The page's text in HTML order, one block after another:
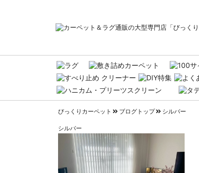
びっくりカーペット ブログトップ シルバー
シルバー